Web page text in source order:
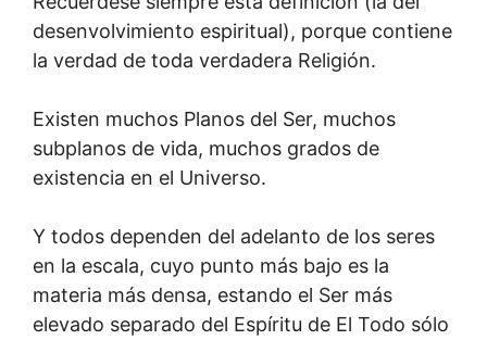
desenvolvimiento espiritual), porque contiene
la verdad de toda verdadera Religión.
Existen muchos Planos del Ser, muchos
subplanos de vida, muchos grados de
existencia en el Universo.
Y todos dependen del adelanto de los seres
en la escala, cuyo punto más bajo es la
materia más densa, estando el Ser más
elevado separado del Espíritu de El Todo sólo